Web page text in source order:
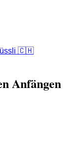
🇨🇭
Anfängen